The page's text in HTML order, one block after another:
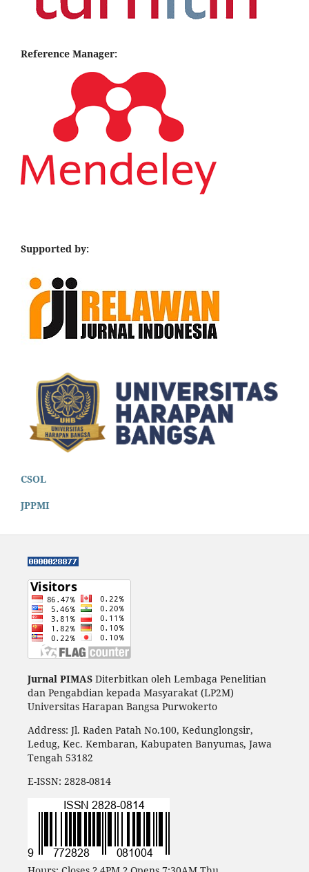
Reference Manager:
Supported by:
CSOL
JPPMI
Jurnal PIMAS Diterbitkan oleh Lembaga Penelitian
dan Pengabdian kepada Masyarakat (LP2M)
Universitas Harapan Bangsa Purwokerto
Address: Jl. Raden Patah No.100, Kedunglongsir,
Ledug, Kec. Kembaran, Kabupaten Banyumas, Jawa
Tengah 53182
E-ISSN: 2828-0814